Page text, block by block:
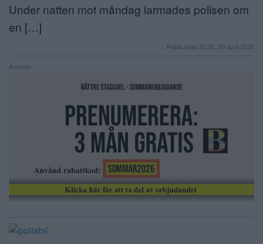
MER
Under natten mot måndag larmades polisen om
en […]
Publicerad 10:25, 20 april 2026
Annons: